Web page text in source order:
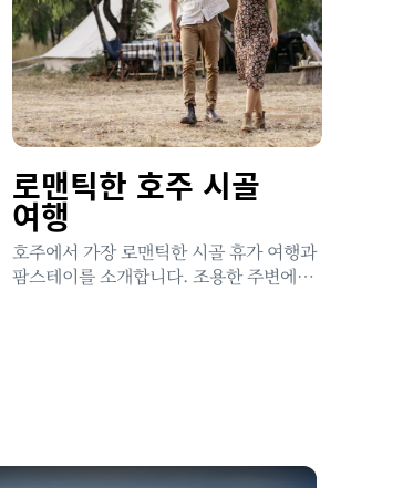
로맨틱한 호주 시골
여행
호주에서 가장 로맨틱한 시골 휴가 여행과
팜스테이를 소개합니다. 조용한 주변에서